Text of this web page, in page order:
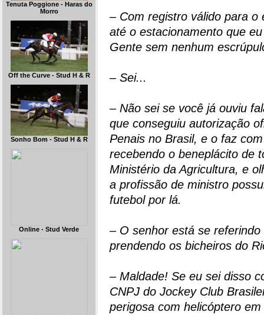
Tenuta Poggione - Haras do
Morro
Off the Curve - Stud H & R
Sonho Bom - Stud H & R
Online - Stud Verde
– Com registro válido para
até o estacionamento que
Gente sem nenhum
– Sei...
– Não sei se você já ouviu
que conseguiu autorização
Penais no Brasil, e o faz
recebendo o beneplácito de
Ministério da Agricultura, e
a profissão de ministro
futebol por lá.
– O senhor está se
prendendo os bicheiros do
– Maldade! Se eu sei disso
CNPJ do Jockey Club
perigosa com helicóptero